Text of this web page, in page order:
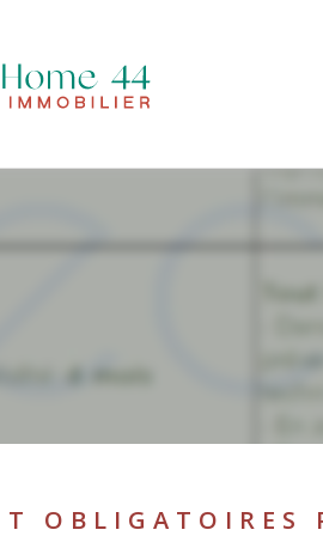
OBLIGATOIRES